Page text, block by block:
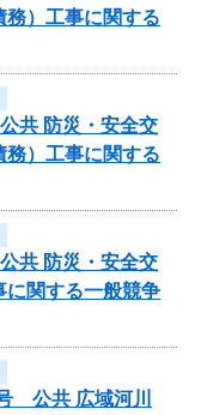
）工事に関する
共 防災・安全交
）工事に関する
共 防災・安全交
に関する一般競争
公共 広域河川